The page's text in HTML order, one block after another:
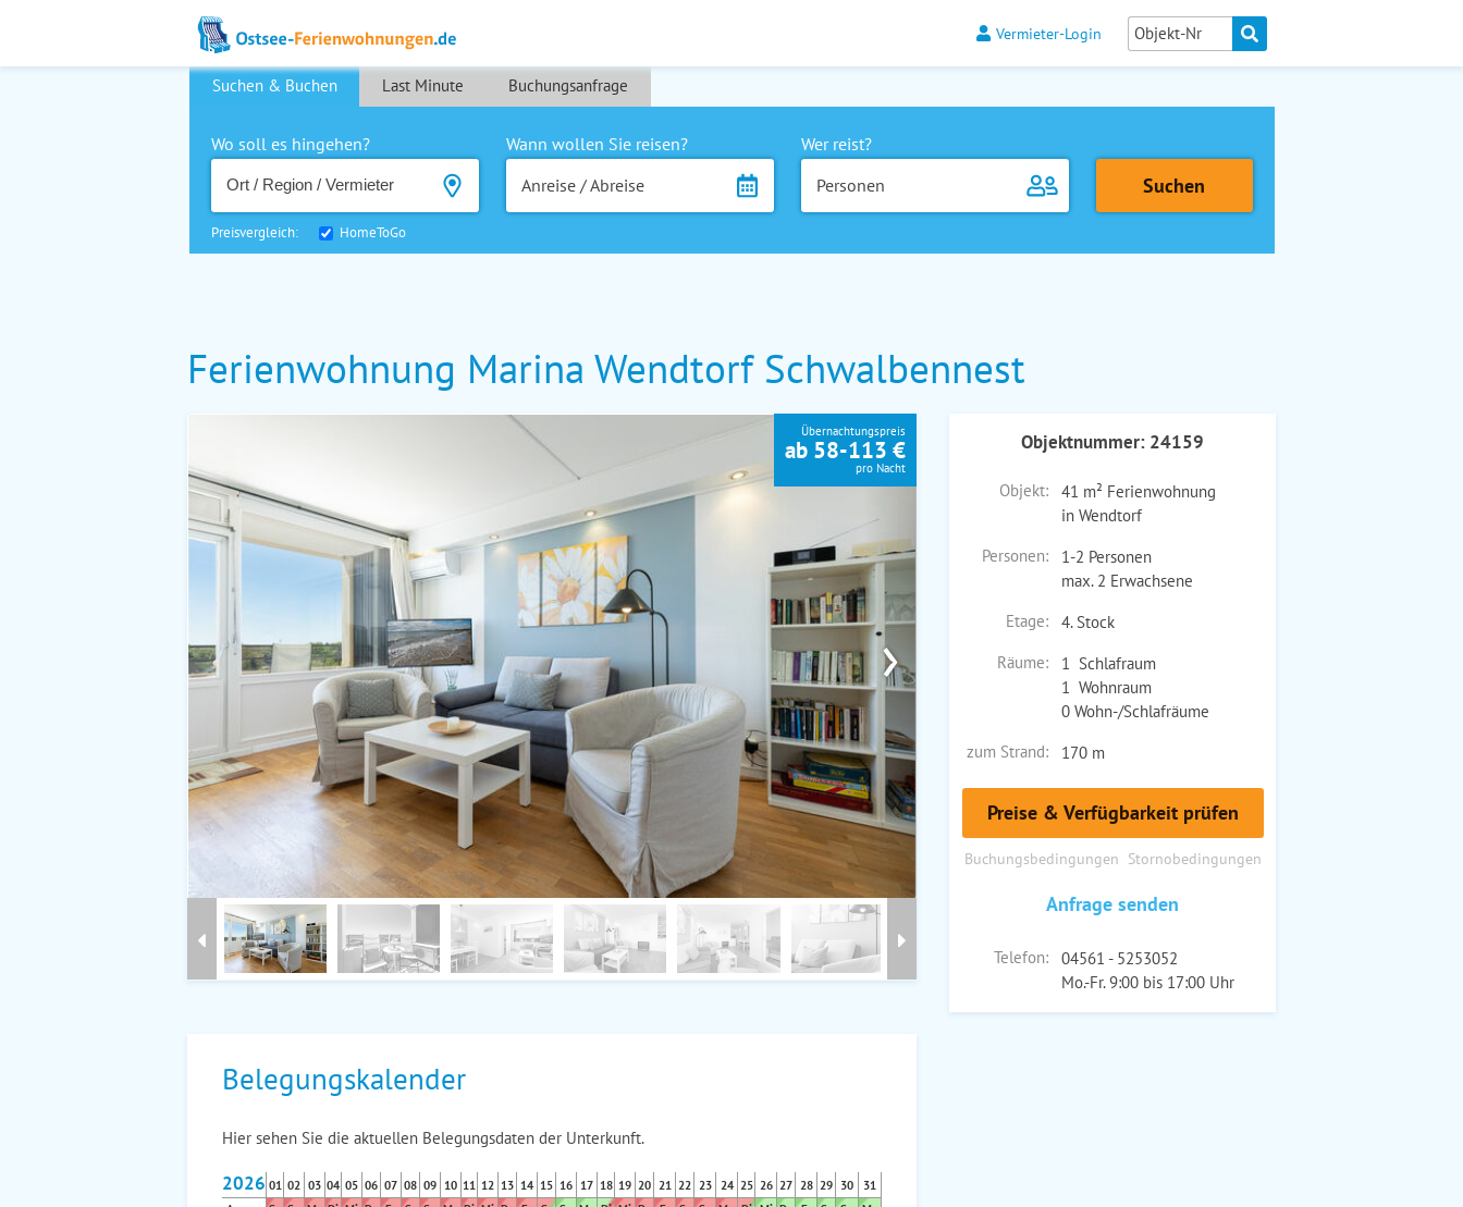
Vermieter-Login
Suchen & Buchen Last Minute Buchungsanfrage
Wo soll es hingehen?
Wann wollen Sie reisen?
Anreise / Abreise
Wer reist?
Personen
Preisvergleich: HomeToGo
Ferienwohnung Marina Wendtorf Schwalbennest
›
Übernachtungspreis
ab 58-113 €
pro Nacht
Objektnummer: 24159
Objekt:
41 m² Ferienwohnung
in Wendtorf
Personen:
1-2 Personen
max. 2 Erwachsene
Etage:
4. Stock
Räume:
1 Schlafraum
1 Wohnraum
0 Wohn-/Schlafräume
zum Strand:
170 m
Preise & Verfügbarkeit prüfen
Buchungsbedingungen Stornobedingungen
Anfrage senden
Telefon:
04561 - 5253052
Mo.-Fr. 9:00 bis 17:00 Uhr
Belegungskalender
Hier sehen Sie die aktuellen Belegungsdaten der Unterkunft.
2026 01 02 03 04 05 06 07 08 09 10 11 12 13 14 15 16 17 18 19 20 21 22 23 24 25 26 27 28 29 30
31